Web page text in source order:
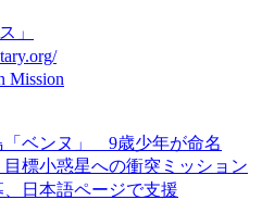
」
Mission
「ベンヌ」 9歳少年が命名
目標小惑星への衝突ミッション
日本語ページで支援